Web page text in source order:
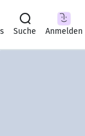
Suche Anmelden